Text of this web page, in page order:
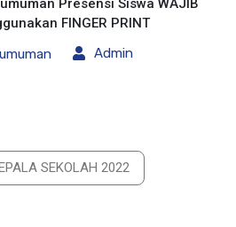
Presensi Siswa WAJIB
FINGER PRINT
Admin
SEKOLAH 2022